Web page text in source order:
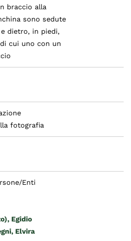
braccio alla
sono sedute
dietro, in piedi,
cui uno con un
fotografia
Enti
Egidio
Elvira